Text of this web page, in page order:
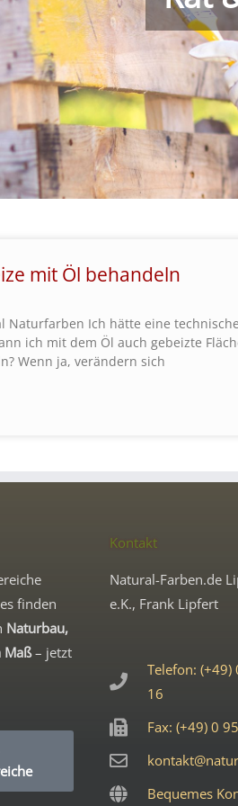
mit Öl behandeln
Naturfarben Ich hätte eine
ich mit dem Öl auch gebeizte
Wenn ja, verändern sich
finden
Naturbau,
Maß– jetzt
Kontakt
Natural-Farben.de
e.K., Frank Lipfert
Telefon: (+49)
16
Fax: (+49) 0
Bequemes